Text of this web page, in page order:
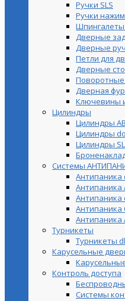
Ручки SLS
Ручки
Шпингалеты
Дверные
Дверные
Петли для
Дверные
Поворотные
Дверная
Ключевины
Цилиндры
Цилиндры
Цилиндры
Цилиндры
Системы
Антипаника
Антипаника
Антипаника
Антипаника
Антипаника
Турникеты
Турникеты
Карусельные
Контроль доступа
Системы